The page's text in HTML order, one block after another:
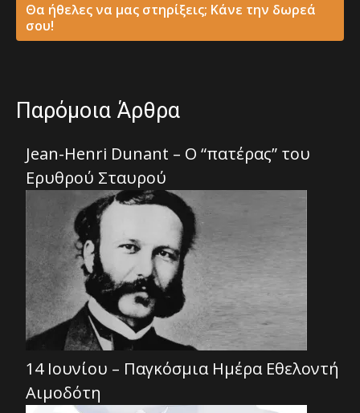
Θα ήθελες να μας στηρίξεις; Κάνε την δωρεά
σου!
Παρόμοια Άρθρα
Jean-Henri Dunant – Ο “πατέρας” του
Ερυθρού Σταυρού
14 Ιουνίου – Παγκόσμια Ημέρα Εθελοντή
Αιμοδότη